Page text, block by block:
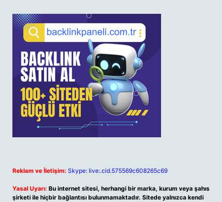
Reklam ve İletişim: Skype: live:.cid.575569c608265c69
Yasal Uyarı: Bu internet sitesi, herhangi bir marka, kurum veya şahıs
şirketi ile hiçbir bağlantısı bulunmamaktadır. Sitede yalnızca kendi